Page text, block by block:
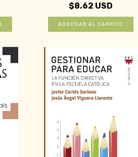
$8.62 USD